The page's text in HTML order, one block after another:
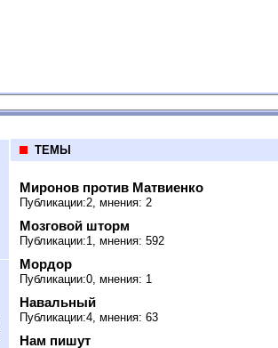
ТЕМЫ
Миронов против Матвиенко
Публикации:2, мнения: 2
Мозговой шторм
Публикации:1, мнения: 592
Мордор
Публикации:0, мнения: 1
Навальный
Публикации:4, мнения: 63
Нам пишут